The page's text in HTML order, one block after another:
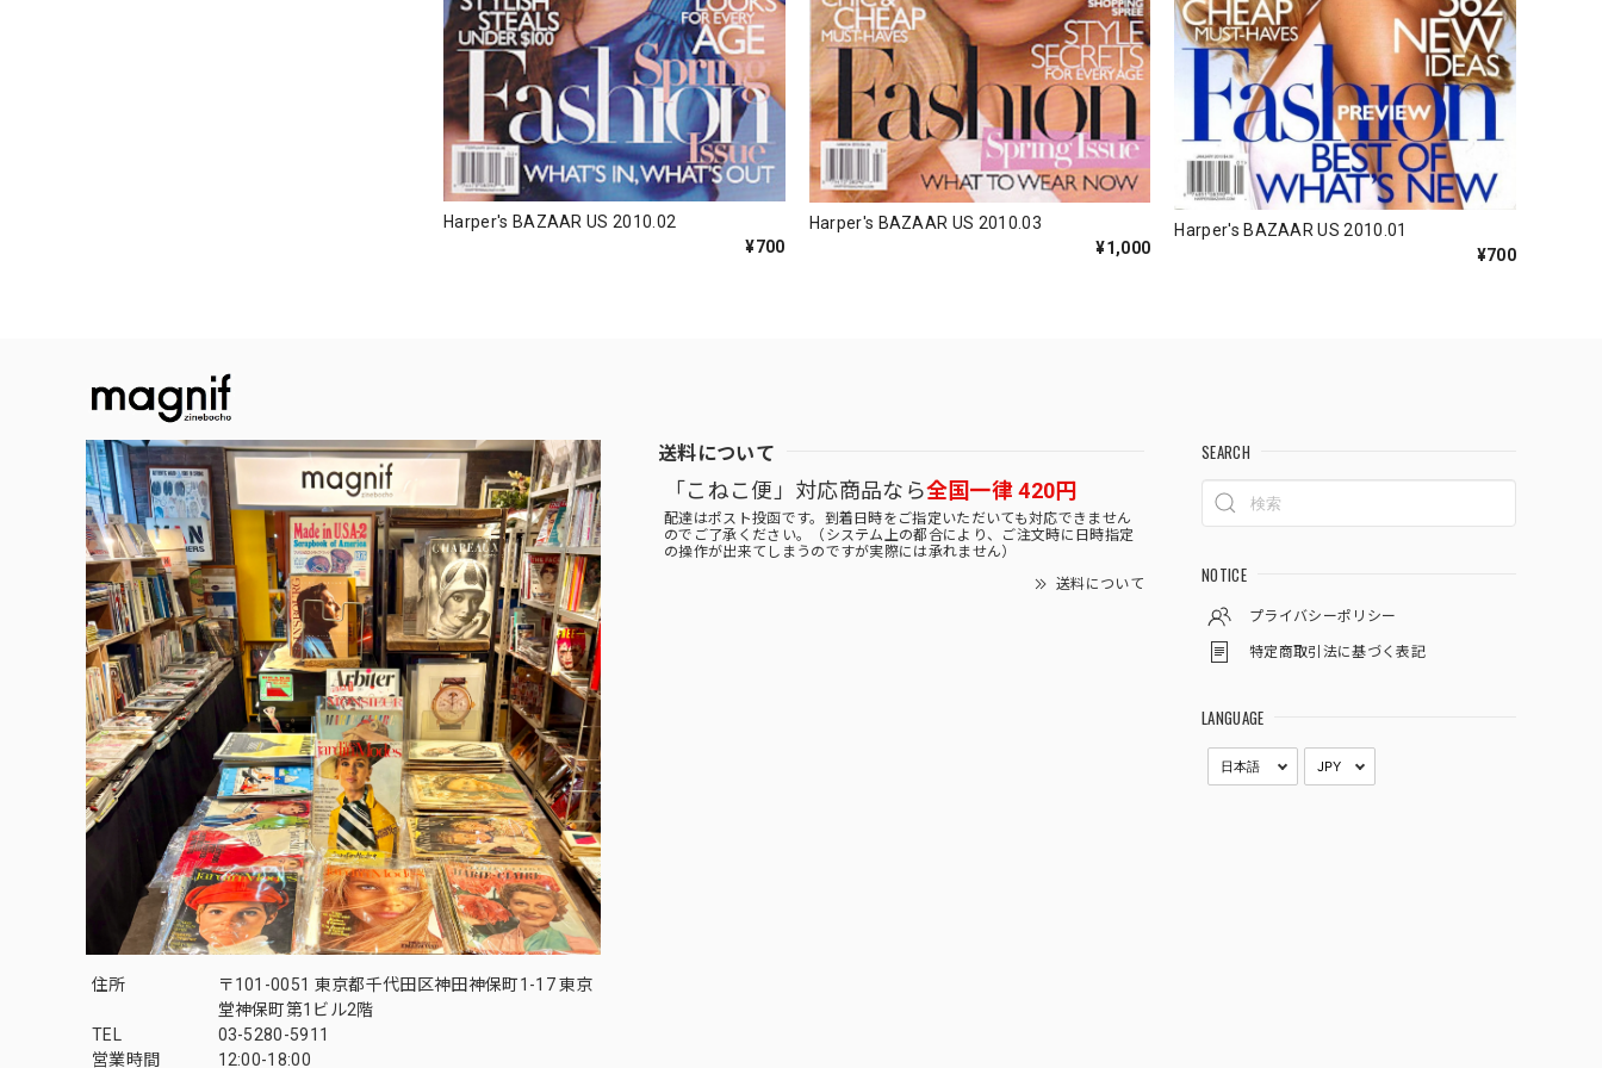
Harper's BAZAAR US 2010.02
¥700
Harper's BAZAAR US 2010.03
¥1,000
Harper's BAZAAR US 2010.01
¥700
住所
〒101-0051 東京都千代田区神田神保町1-17 東京
堂神保町第1ビル2階
TEL
03-5280-5911
営業時間
12:00-18:00
送料について
「こねこ便」対応商品なら全国一律 420円
配達はポスト投函です。到着日時をご指定いただいても対応できません
のでご了承ください。（システム上の都合により、ご注文時に日時指定
の操作が出来てしまうのですが実際には承れません）
送料について
SEARCH
NOTICE
プライバシーポリシー
特定商取引法に基づく表記
LANGUAGE